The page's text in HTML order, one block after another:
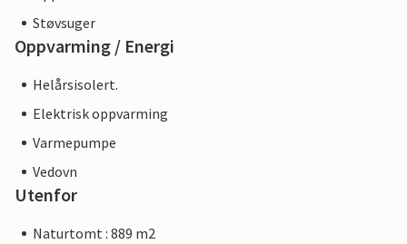
Støvsuger
Oppvarming / Energi
Helårsisolert.
Elektrisk oppvarming
Varmepumpe
Vedovn
Utenfor
Naturtomt : 889 m2